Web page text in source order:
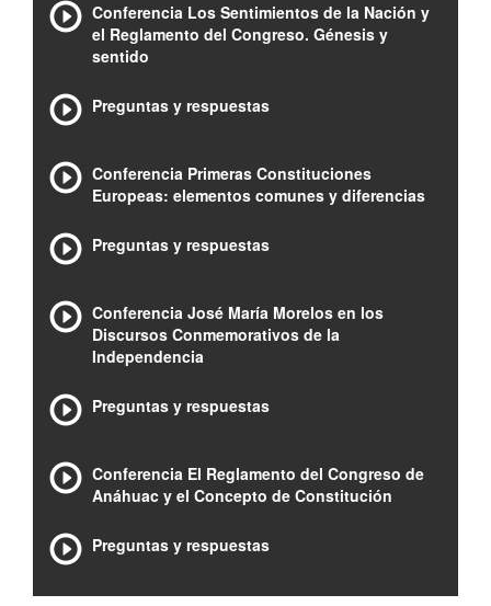
Conferencia Los Sentimientos de la Nación y
el Reglamento del Congreso. Génesis y
sentido
Preguntas y respuestas
Conferencia Primeras Constituciones
Europeas: elementos comunes y diferencias
Preguntas y respuestas
Conferencia José María Morelos en los
Discursos Conmemorativos de la
Independencia
Preguntas y respuestas
Conferencia El Reglamento del Congreso de
Anáhuac y el Concepto de Constitución
Preguntas y respuestas